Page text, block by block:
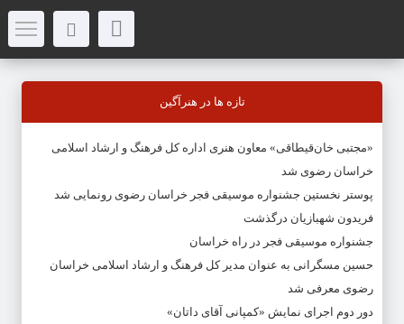
تازه ها در هنرآگین
«مجتبی خان‌قیطاقی» معاون هنری اداره کل فرهنگ و ارشاد اسلامی
خراسان رضوی شد
پوستر نخستین جشنواره موسیقی فجر خراسان رضوی رونمایی شد
فریدون شهبازیان درگذشت
جشنواره موسیقی فجر در راه خراسان
حسین مسگرانی به عنوان مدیر کل فرهنگ و ارشاد اسلامی خراسان
رضوی معرفی شد
دور دوم اجرای نمایش «کمپانی آقای داتان»